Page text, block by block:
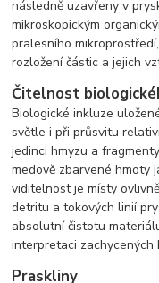
následně uzavřeny v
mikroskopickým
pralesního
rozložení částic a jejich
Čitelnost
Biologické inkluze
světle i při průsvitu
jedinci hmyzu a
medově zbarvené hmoty
viditelnost je místy
detritu a tokových linií
absolutní čistotu
interpretaci zachycených
Praskliny